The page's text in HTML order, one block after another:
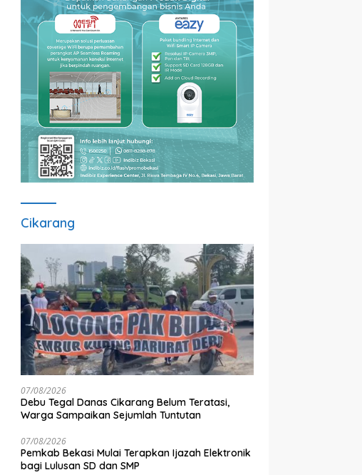
Cikarang
07/08/2026
Debu Tegal Danas Cikarang Belum Teratasi,
Warga Sampaikan Sejumlah Tuntutan
07/08/2026
Pemkab Bekasi Mulai Terapkan Ijazah Elektronik
bagi Lulusan SD dan SMP